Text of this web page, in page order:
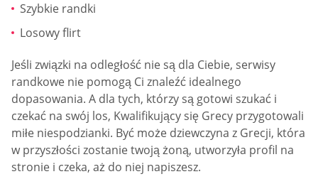
Szybkie randki
Losowy flirt
Jeśli związki na odległość nie są dla Ciebie, serwisy
randkowe nie pomogą Ci znaleźć idealnego
dopasowania. A dla tych, którzy są gotowi szukać i
czekać na swój los, Kwalifikujący się Grecy przygotowali
miłe niespodzianki. Być może dziewczyna z Grecji, która
w przyszłości zostanie twoją żoną, utworzyła profil na
stronie i czeka, aż do niej napiszesz.